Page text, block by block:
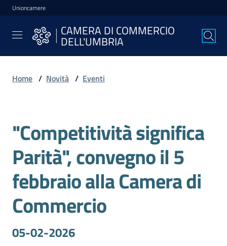
Vai al contenuto
Vai alla navigazione
Vai al footer
Unioncamere
CAMERA DI COMMERCIO
DELL'UMBRIA
CAMERA DI
COMMERCIO
DELL'UMBRIA
Avviare
l'Impresa
Gestire
l'Impresa
Home / Novità / Eventi
Salta al contenuto
"Competitività significa
Parità", convegno il 5
febbraio alla Camera di
Commercio
05-02-2026